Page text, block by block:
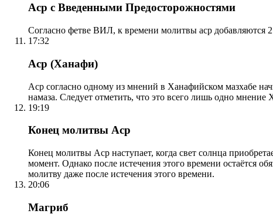
Аср с Введенными Предосторожностями
Согласно фетве ВИЛ, к времени молитвы аср добавляются
17:32
Аср (Ханафи)
Аср согласно одному из мнений в Ханафийском мазхабе
намаза. Следует отметить, что это всего лишь одно
19:19
Конец молитвы Аср
Конец молитвы Аср наступает, когда свет солнца
момент. Однако после истечения этого времени остаётся
молитву даже после истечения этого времени.
20:06
Магриб